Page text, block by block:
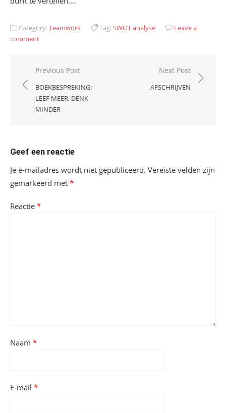
Category:Teamwork Tag:SWOT analyse
Leave a
comment
Bericht
navigatie
Previous Post
BOEKBESPREKING:
LEEF MEER, DENK
MINDER
Next Post
AFSCHRIJVEN
Geef een reactie
Je e-mailadres wordt niet gepubliceerd. Vereiste velden zijn
gemarkeerd met *
Reactie *
Naam *
E-mail *